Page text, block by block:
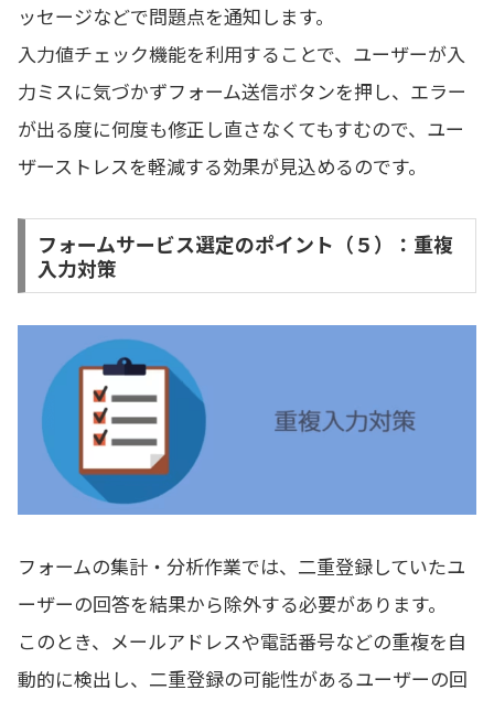
ッセージなどで問題点を通知します。
入力値チェック機能を利用することで、ユーザーが入
力ミスに気づかずフォーム送信ボタンを押し、エラー
が出る度に何度も修正し直さなくてもすむので、ユー
ザーストレスを軽減する効果が見込めるのです。
フォームサービス選定のポイント（５）：重複
入力対策
フォームの集計・分析作業では、二重登録していたユ
ーザーの回答を結果から除外する必要があります。
このとき、メールアドレスや電話番号などの重複を自
動的に検出し、二重登録の可能性があるユーザーの回